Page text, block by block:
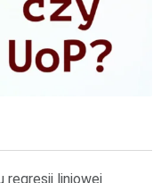
regresji liniowej